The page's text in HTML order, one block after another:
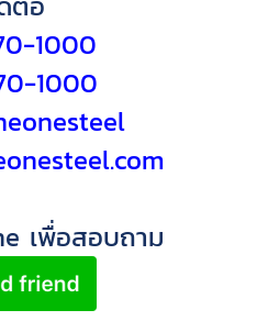
1000
1000
เพื่อสอบถาม